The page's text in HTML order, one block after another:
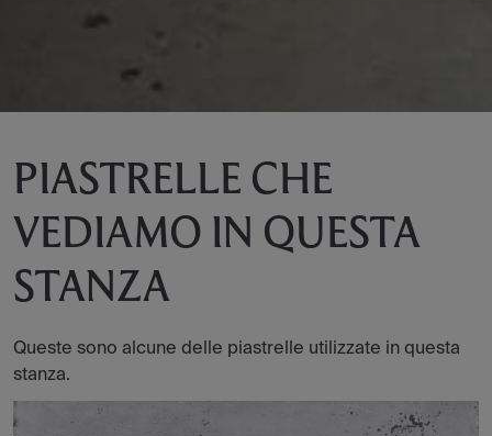
PIASTRELLE CHE
VEDIAMO IN QUESTA
STANZA
Queste sono alcune delle piastrelle utilizzate in questa
stanza.